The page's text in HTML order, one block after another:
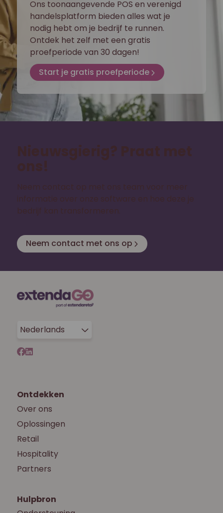
Ons toonaangevende POS en verenigd
handelsplatform bieden alles wat je
nodig hebt om je bedrijf te runnen.
Ontdek het zelf met een gratis
proefperiode van 30 dagen!
Start je gratis proefperiode
Nieuwsgierig? Praat met
ons!
Neem contact op met ons team voor meer
informatie over onze software en hoe deze je
bedrijf kan transformeren.
Neem contact met ons op
Nederlands
Ontdekken
Over ons
Oplossingen
Retail
Hospitality
Partners
Hulpbron